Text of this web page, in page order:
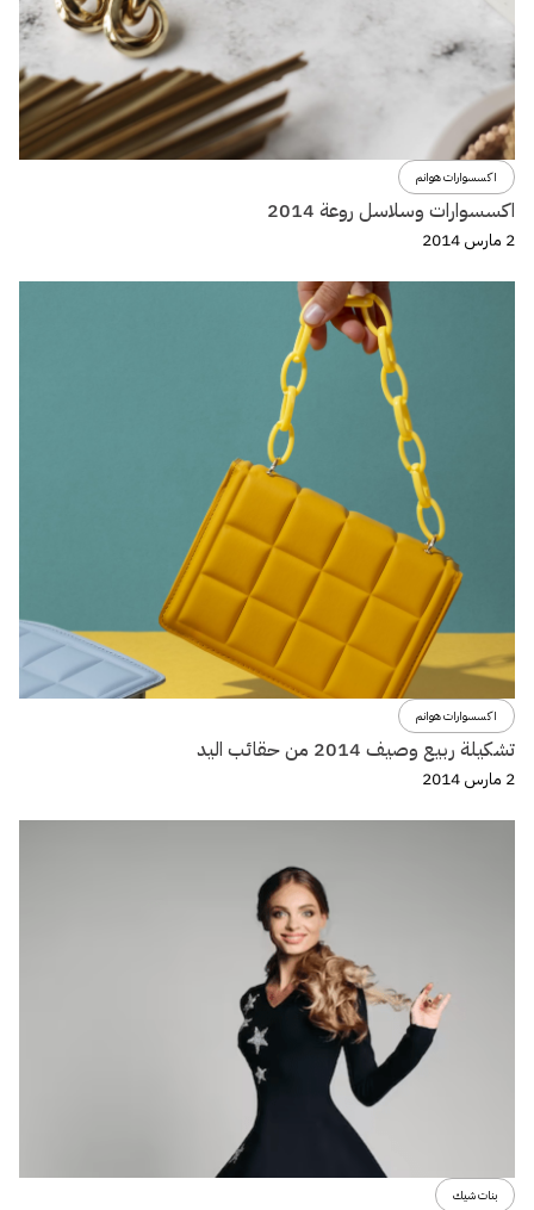
اكسسوارات هوانم
اكسسوارات وسلاسل روعة 2014
2 مارس 2014
اكسسوارات هوانم
تشكيلة ربيع وصيف 2014 من حقائب اليد
2 مارس 2014
بنات شيك